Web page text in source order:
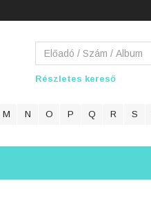
Részletes kereső
M N O P Q R S